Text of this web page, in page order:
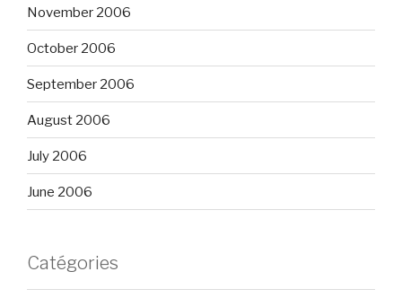
November 2006
October 2006
September 2006
August 2006
July 2006
June 2006
Catégories